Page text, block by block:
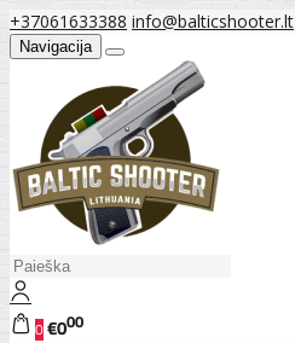
+37061633388 info@balticshooter.lt
Navigacija
0€000